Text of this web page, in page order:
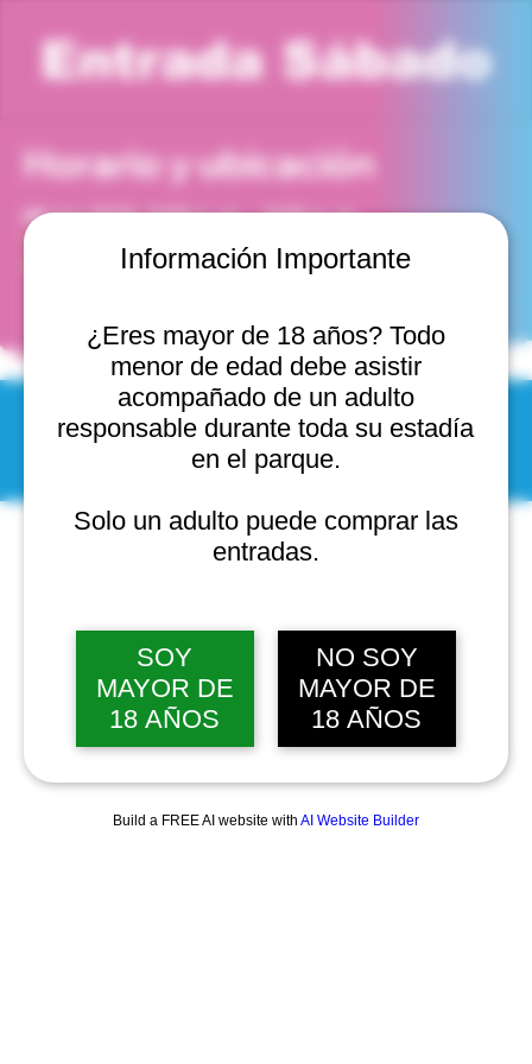
Información Importante
¿Eres mayor de 18 años? Todo
menor de edad debe asistir
acompañado de un adulto
responsable durante toda su estadía
en el parque.
Solo un adulto puede comprar las
entradas.
SOY
MAYOR DE
18 AÑOS
NO SOY
MAYOR DE
18 AÑOS
Build a FREE AI website with AI Website Builder
Entrada Sábado
Horario y ubicación
08 jun 2030, 8:00 p. m. – 9:00 p. m.
Viña del Mar, Cam. Internacional 2440, 2541754 Viña
del Mar, Valparaíso, Chile